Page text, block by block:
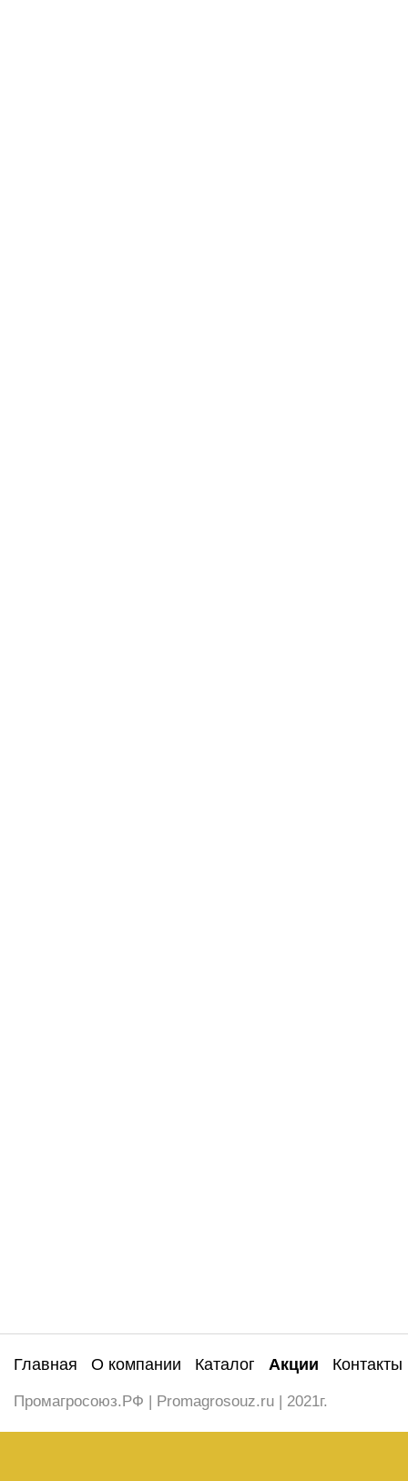
Главная О компании Каталог Акции
Контакты
Промагросоюз.РФ | Promagrosouz.ru | 2021г.